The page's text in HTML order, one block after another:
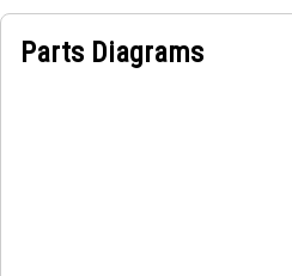
Parts Diagrams